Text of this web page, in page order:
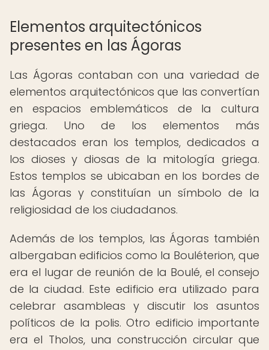
Elementos arquitectónicos
presentes en las Ágoras
Las Ágoras contaban con una variedad de
elementos arquitectónicos que las convertían
en espacios emblemáticos de la cultura
griega. Uno de los elementos más
destacados eran los templos, dedicados a
los dioses y diosas de la mitología griega.
Estos templos se ubicaban en los bordes de
las Ágoras y constituían un símbolo de la
religiosidad de los ciudadanos.
Además de los templos, las Ágoras también
albergaban edificios como la Bouléterion, que
era el lugar de reunión de la Boulé, el consejo
de la ciudad. Este edificio era utilizado para
celebrar asambleas y discutir los asuntos
políticos de la polis. Otro edificio importante
era el Tholos, una construcción circular que